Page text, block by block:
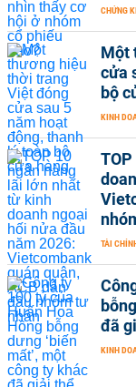
CHỨNG
Một
cửa
bộ
KINH
TÀI
đã
KINH